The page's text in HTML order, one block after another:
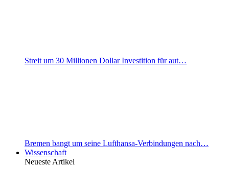
Streit um 30 Millionen Dollar Investition für aut…
Bremen bangt um seine Lufthansa-Verbindungen nach…
Wissenschaft
Neueste Artikel